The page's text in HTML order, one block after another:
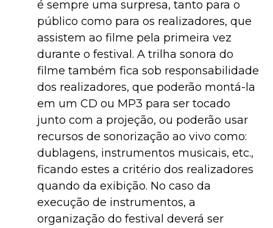
é sempre uma surpresa, tanto para o
público como para os realizadores, que
assistem ao filme pela primeira vez
durante o festival. A trilha sonora do
filme também fica sob responsabilidade
dos realizadores, que poderão montá-la
em um CD ou MP3 para ser tocado
junto com a projeção, ou poderão usar
recursos de sonorização ao vivo como:
dublagens, instrumentos musicais, etc.,
ficando estes a critério dos realizadores
quando da exibição. No caso da
execução de instrumentos, a
organização do festival deverá ser